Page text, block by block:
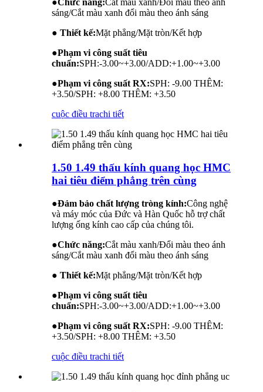
●Chức năng:Cắt màu xanh/Đổi màu theo ánh
sáng/Cắt màu xanh đổi màu theo ánh sáng
● Thiết kế:Mặt phẳng/Mặt tròn/Kết hợp
●Phạm vi công suất tiêu
chuẩn:SPH:-3.00~+3.00/ADD:+1.00~+3.00
●Phạm vi công suất RX:SPH: -9.00 THÊM:
+3.50/SPH: +8.00 THÊM: +3.50
cuộc điều trachi tiết
1.50 1.49 thấu kính quang học HMC
hai tiêu điểm phẳng trên cùng
●Đảm bảo chất lượng tròng kính:Công nghệ
và máy móc của Đức và Hàn Quốc hỗ trợ chất
lượng ống kính cao cấp của chúng tôi.
●Chức năng:Cắt màu xanh/Đổi màu theo ánh
sáng/Cắt màu xanh đổi màu theo ánh sáng
● Thiết kế:Mặt phẳng/Mặt tròn/Kết hợp
●Phạm vi công suất tiêu
chuẩn:SPH:-3.00~+3.00/ADD:+1.00~+3.00
●Phạm vi công suất RX:SPH: -9.00 THÊM:
+3.50/SPH: +8.00 THÊM: +3.50
cuộc điều trachi tiết